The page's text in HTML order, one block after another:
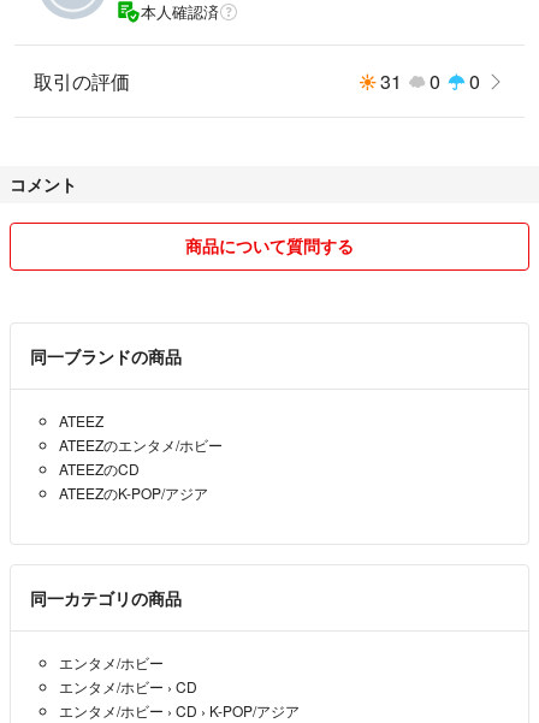
本人確認済
取引の評価 31 0 0
コメント
商品について質問する
同一ブランドの商品
ATEEZ
ATEEZのエンタメ/ホビー
ATEEZのCD
ATEEZのK-POP/アジア
同一カテゴリの商品
エンタメ/ホビー
エンタメ/ホビー › CD
エンタメ/ホビー › CD › K-POP/アジア